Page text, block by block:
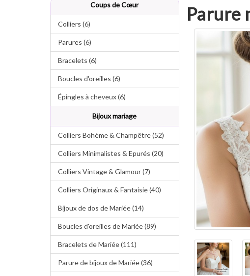
Coups de Cœur
Colliers (6)
Parures (6)
Bracelets (6)
Boucles d'oreilles (6)
Épingles à cheveux (6)
Bijoux mariage
Colliers Bohème & Champêtre (52)
Colliers Minimalistes & Epurés (20)
Colliers Vintage & Glamour (7)
Colliers Originaux & Fantaisie (40)
Bijoux de dos de Mariée (14)
Boucles d'oreilles de Mariée (89)
Bracelets de Mariée (111)
Parure de bijoux de Mariée (36)
Parure